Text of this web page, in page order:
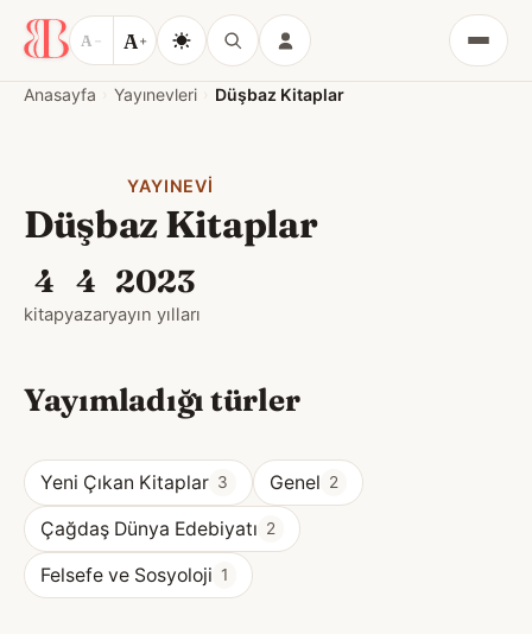
A − A+
Menü
Anasayfa Yayınevleri Düşbaz Kitaplar
YAYINEVI
Düşbaz Kitaplar
4
kitap
4
yazar
2023
yayın yılları
Yayımladığı türler
Yeni Çıkan Kitaplar 3 Genel 2
Çağdaş Dünya Edebiyatı 2
Felsefe ve Sosyoloji 1